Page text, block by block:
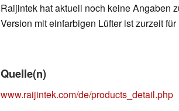
Raijintek hat aktuell noch keine Angaben
Version mit einfarbigen Lüfter ist zurzeit
Quelle(n)
www.raijintek.com/de/products_detail.php